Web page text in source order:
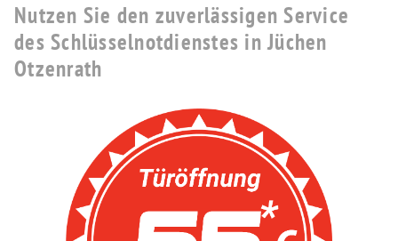
Nutzen Sie den zuverlässigen Service
des Schlüsselnotdienstes in Jüchen
Otzenrath